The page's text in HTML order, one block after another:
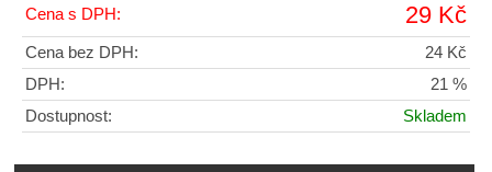
Cena s DPH: 29 Kč
Cena bez DPH:
24 Kč
DPH:
21 %
Dostupnost:
Skladem